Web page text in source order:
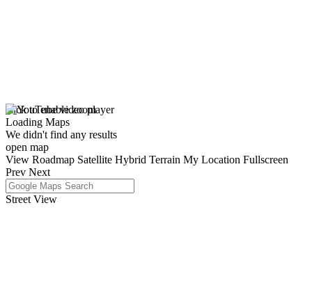
click to enable zoom
Loading Maps
We didn't find any results
open map
View Roadmap Satellite Hybrid Terrain My Location Fullscreen
Prev Next
Street View